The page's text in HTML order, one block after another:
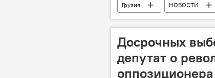
Грузия НОВОСТИ
финансовый надзор
Досрочных
депутат о
оппозиционера